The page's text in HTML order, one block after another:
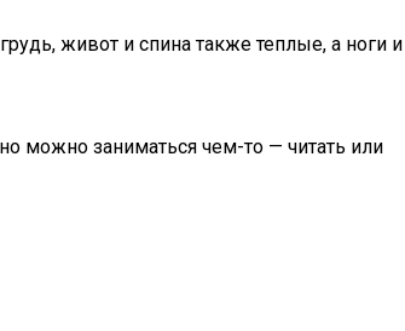
живот и спина также теплые, а ноги и
можно заниматься чем-то — читать или